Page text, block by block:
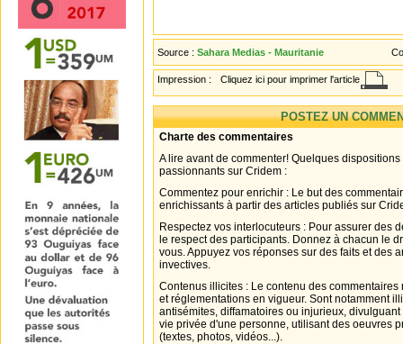
Source : Sahara Medias - Mauritanie
Impression : Cliquez ici pour imprimer l'article
POSTEZ UN
Charte des commentaires
A lire avant de commenter! Quelques
passionnants sur Cridem :
Commentez pour enrichir : Le but des
enrichissants à partir des articles publiés sur
Respectez vos interlocuteurs : Pour assurer des
le respect des participants. Donnez à chacun le
vous. Appuyez vos réponses sur des faits et des
invectives.
Contenus illicites : Le contenu des
et réglementations en vigueur. Sont notamment
antisémites, diffamatoires ou injurieux,
vie privée d'une personne, utilisant des oeuvres
(textes, photos, vidéos...).